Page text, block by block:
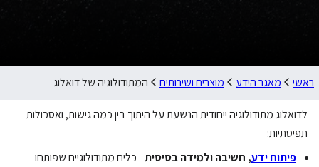
ראשי מאגר הידע מוצרים ושירותים המתודולוגיה של דואלוג
לדואלוג מתודולוגיה ייחודית הנשעת על היתוך בין כמה גישות, ואסכולות
תפיסתיות:
פיתוח ידע, חשיבה ולמידה בסיסית- כלים מתודולוגיים שפותחו